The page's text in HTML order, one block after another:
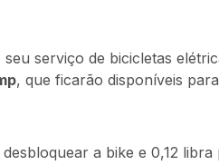
serviço de bicicletas
, que ficarão disponíveis
a bike e 0,12